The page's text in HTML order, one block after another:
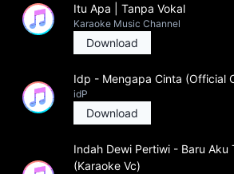
Itu Apa | Tanpa Vokal
Karaoke Music Channel
Download
Idp - Mengapa Cinta (Official
idP
Download
Indah Dewi Pertiwi - Baru Aku
(Karaoke Vc)